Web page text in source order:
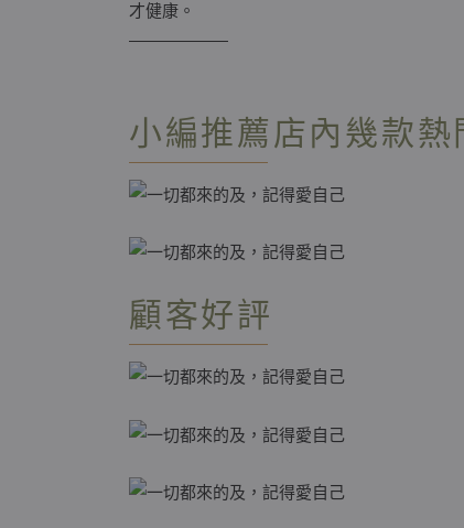
才健康。
——————
小編推薦店內幾款
顧客好評